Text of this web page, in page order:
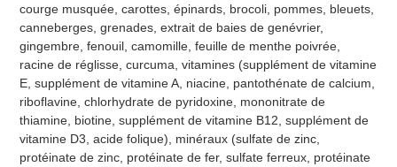
courge musquée, carottes, épinards, brocoli, pommes, bleuets,
canneberges, grenades, extrait de baies de genévrier,
gingembre, fenouil, camomille, feuille de menthe poivrée,
racine de réglisse, curcuma, vitamines (supplément de vitamine
E, supplément de vitamine A, niacine, pantothénate de calcium,
riboflavine, chlorhydrate de pyridoxine, mononitrate de
thiamine, biotine, supplément de vitamine B12, supplément de
vitamine D3, acide folique), minéraux (sulfate de zinc,
protéinate de zinc, protéinate de fer, sulfate ferreux, protéinate